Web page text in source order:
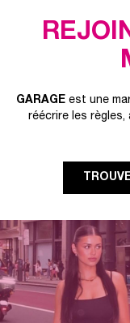
GARAGEest une
réécrire les